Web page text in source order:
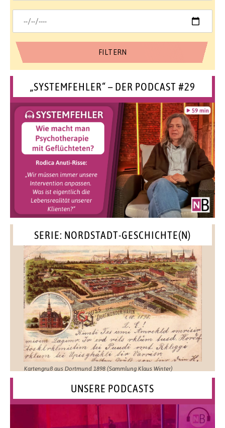
„SYSTEMFEHLER“ – DER PODCAST #29
SERIE: NORDSTADT-GESCHICHTE(N)
Kartengruß aus Dortmund 1898 (Sammlung Klaus Winter)
UNSERE PODCASTS